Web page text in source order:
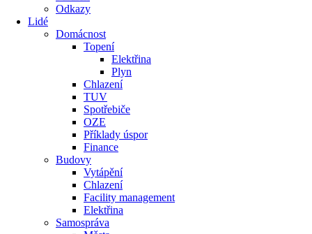
Odkazy
Lidé
Domácnost
Topení
Elektřina
Plyn
Chlazení
TUV
Spotřebiče
OZE
Příklady úspor
Finance
Budovy
Vytápění
Chlazení
Facility management
Elektřina
Samospráva